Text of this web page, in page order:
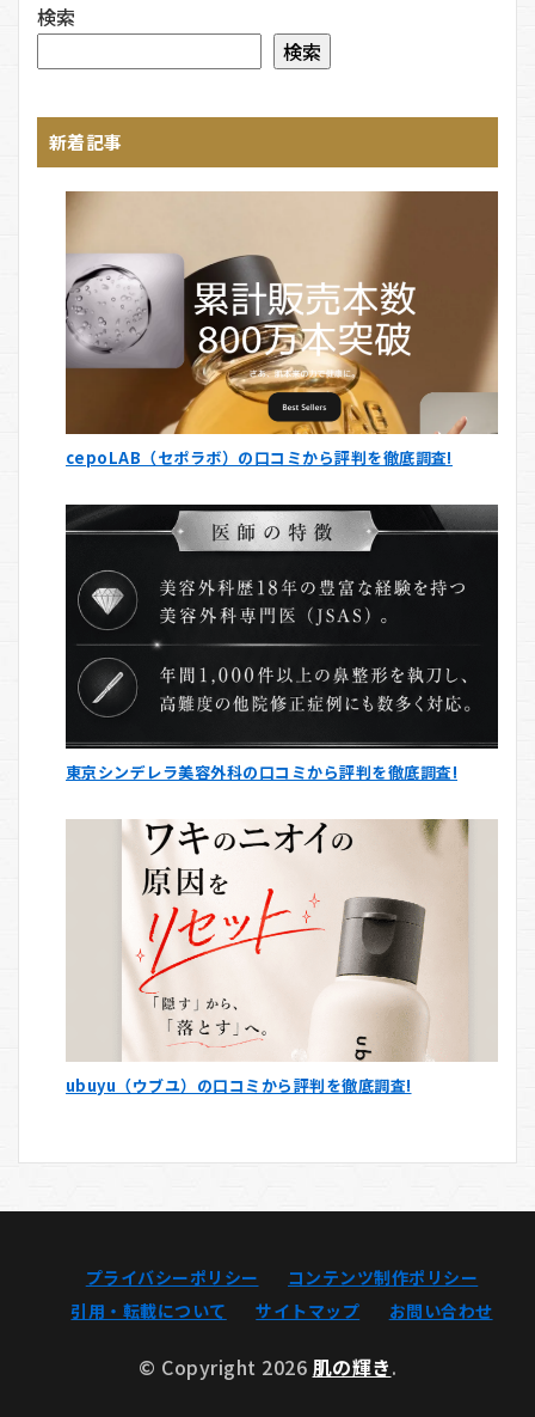
検索
検索
新着記事
cepoLAB（セポラボ）の口コミから評判を徹底調査!
東京シンデレラ美容外科の口コミから評判を徹底調査!
ubuyu（ウブユ）の口コミから評判を徹底調査!
プライバシーポリシー
コンテンツ制作ポリシー
引用・転載について
サイトマップ お問い合わせ
© Copyright 2026 肌の輝き.